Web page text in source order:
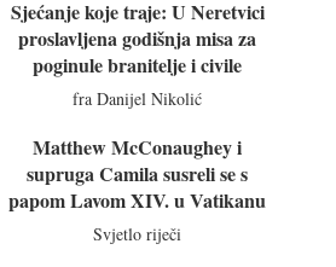
Sjećanje koje traje: U Neretvici
proslavljena godišnja misa za
poginule branitelje i civile
fra Danijel Nikolić
Matthew McConaughey i
supruga Camila susreli se s
papom Lavom XIV. u Vatikanu
Svjetlo riječi